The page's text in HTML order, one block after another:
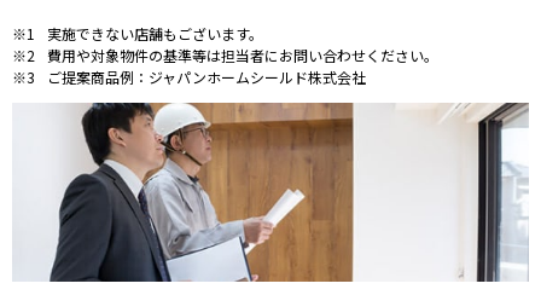
実施できない店舗もございます。
費用や対象物件の基準等は担当者にお問い合わせください。
ご提案商品例：ジャパンホームシールド株式会社